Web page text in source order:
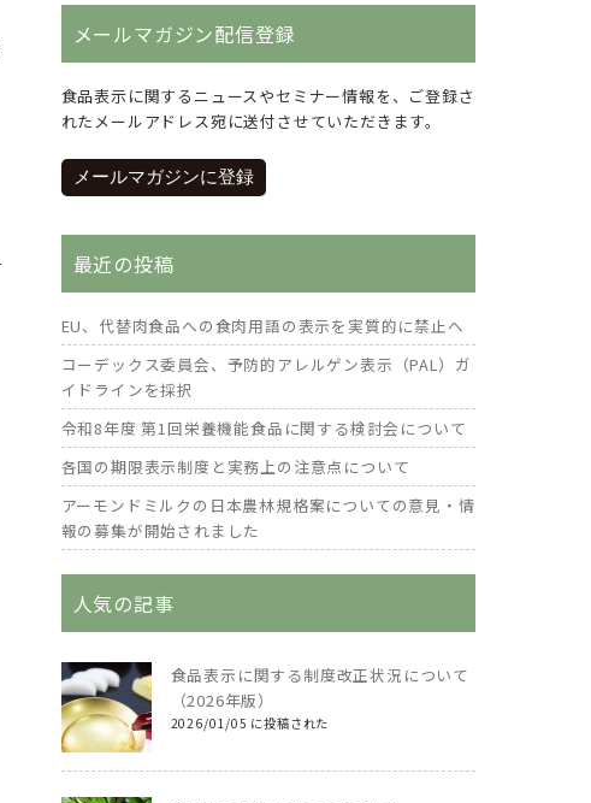
メールマガジン配信登録
食品表示に関するニュースやセミナー情報を、ご登録さ
れたメールアドレス宛に送付させていただきます。
メールマガジンに登録
最近の投稿
EU、代替肉食品への食肉用語の表示を実質的に禁止へ
コーデックス委員会、予防的アレルゲン表示（PAL）ガ
イドラインを採択
令和8年度 第1回栄養機能食品に関する検討会について
各国の期限表示制度と実務上の注意点について
アーモンドミルクの日本農林規格案についての意見・情
報の募集が開始されました
人気の記事
食品表示に関する制度改正状況について
（2026年版）
2026/01/05 に投稿された